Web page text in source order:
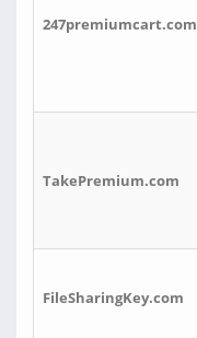
247premiumcart.com
TakePremium.com
FileSharingKey.com